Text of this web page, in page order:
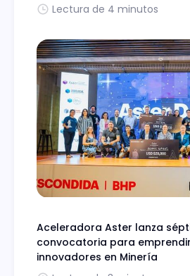
Lectura de 4 minutos
Aceleradora Aster lanza
convocatoria para
innovadores en Minería